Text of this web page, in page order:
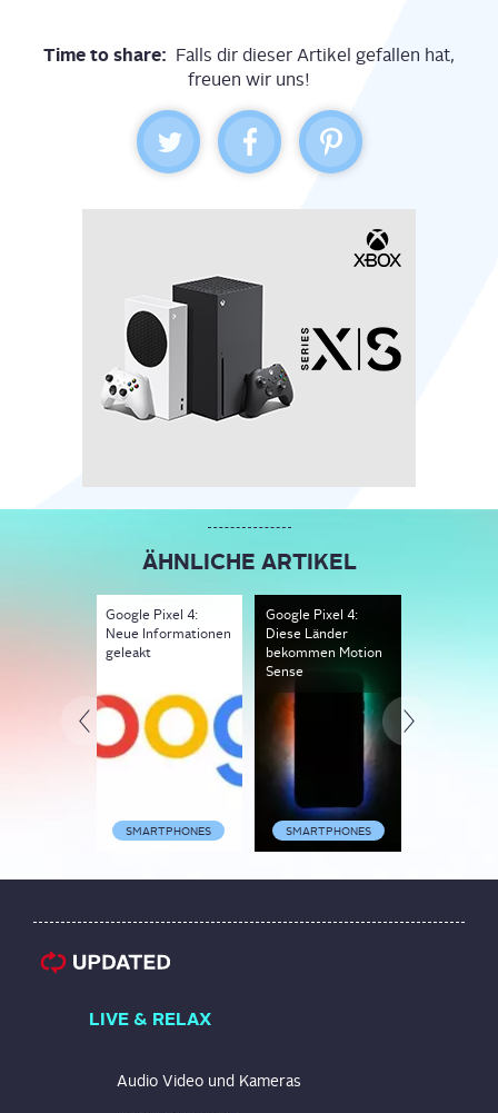
Time to share: Falls dir dieser Artikel gefallen hat,
freuen wir uns!
ÄHNLICHE ARTIKEL
SMARTPHONES
Google Pixel 4:
Neue Informationen
geleakt
SMARTPHONES
Google Pixel 4:
Diese Länder
bekommen Motion
Sense
LIVE & RELAX
Audio Video und Kameras